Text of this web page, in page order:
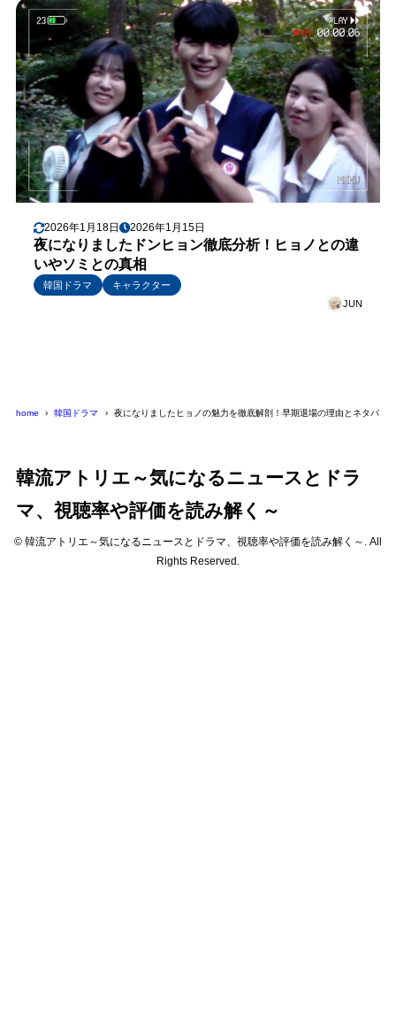
2026年1月18日 2026年1月15日
夜になりましたドンヒョン徹底分析！ヒョノとの違
いやソミとの真相
韓国ドラマ
キャラクター
JUN
home 韓国ドラマ 夜になりましたヒョノの魅力を徹底解剖！早期退場の理由とネタバレ
韓流アトリエ～気になるニュースとドラ
マ、視聴率や評価を読み解く～
© 韓流アトリエ～気になるニュースとドラマ、視聴率や評価を読み解く～. All
Rights Reserved.